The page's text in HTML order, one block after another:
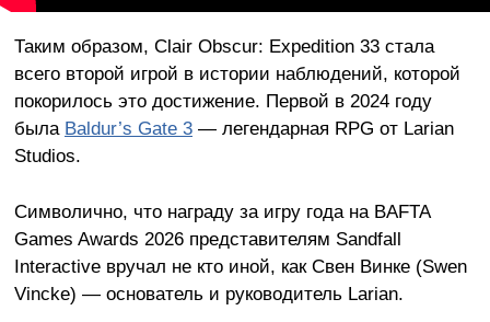
Таким образом, Clair Obscur: Expedition 33 стала
всего второй игрой в истории наблюдений, которой
покорилось это достижение. Первой в 2024 году
была Baldur’s Gate 3— легендарная RPG от Larian
Studios.
Символично, что награду за игру года на BAFTA
Games Awards 2026 представителям Sandfall
Interactive вручал не кто иной, как Свен Винке (Swen
Vincke) — основатель и руководитель Larian.